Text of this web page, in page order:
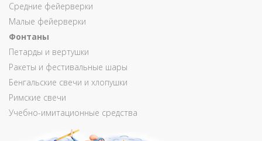
Средние фейерверки
Малые фейерверки
Фонтаны
Петарды и вертушки
Ракеты и фестивальные шары
Бенгальские свечи и хлопушки
Римские свечи
Учебно-имитационные средства